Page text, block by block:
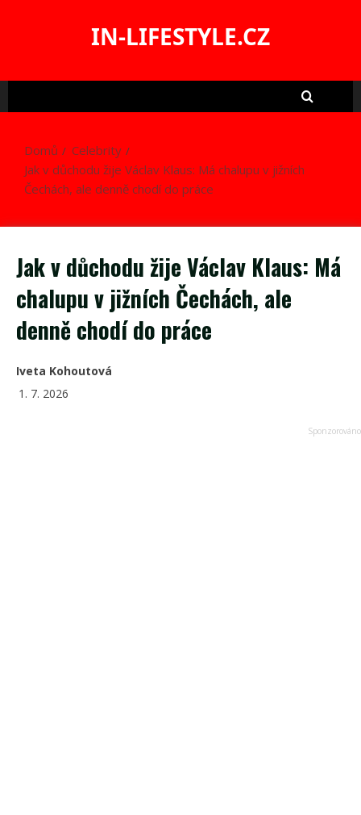
IN-LIFESTYLE.CZ
Domů
Celebrity
Jak v důchodu žije Václav Klaus: Má chalupu v jižních
Čechách, ale denně chodí do práce
Jak v důchodu žije Václav Klaus: Má
chalupu v jižních Čechách, ale
denně chodí do práce
Iveta Kohoutová
1. 7. 2026